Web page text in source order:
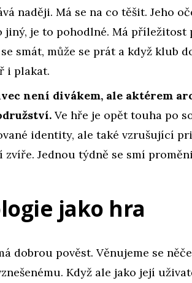
naději. Má se na co těšit. Jeho
jiný, je to pohodlné. Má příležitost
smát, může se prát a když klub
i plakat.
není divákem, ale aktérem
Ve hře je opět touha po
identity, ale také vzrušující
zvíře. Jednou týdně se smí
jako hra
dobrou pověst. Věnujeme se
Když ale jako její